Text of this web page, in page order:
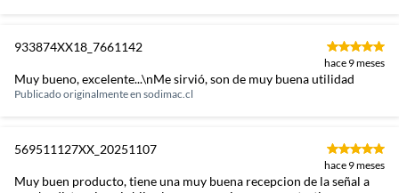
933874XX18_7661142
hace 9 meses
Muy bueno, excelente...\nMe sirvió, son de muy buena utilidad
Publicado originalmente en sodimac.cl
569511127XX_20251107
hace 9 meses
Muy buen producto, tiene una muy buena recepcion de la señal a